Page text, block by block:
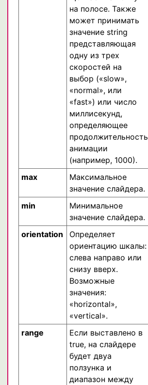
на полосе. Также
может принимать
значение string
представляющая
одну из трех
скоростей на
выбор («slow»,
«normal», или
«fast») или число
миллисекунд,
определяющее
продолжительность
анимации
(например, 1000).
max
Максимальное
значение слайдера.
min
Минимальное
значение слайдера.
orientation
Определяет
ориентацию шкалы:
слева направо или
снизу вверх.
Возможные
значения:
«horizontal»,
«vertical».
range
Если выставлено в
true, на слайдере
будет двуа
ползунка и
диапазон между